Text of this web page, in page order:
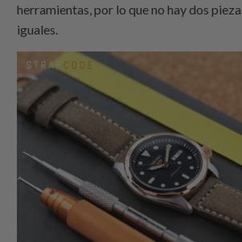
herramientas, por lo que no hay dos
iguales.